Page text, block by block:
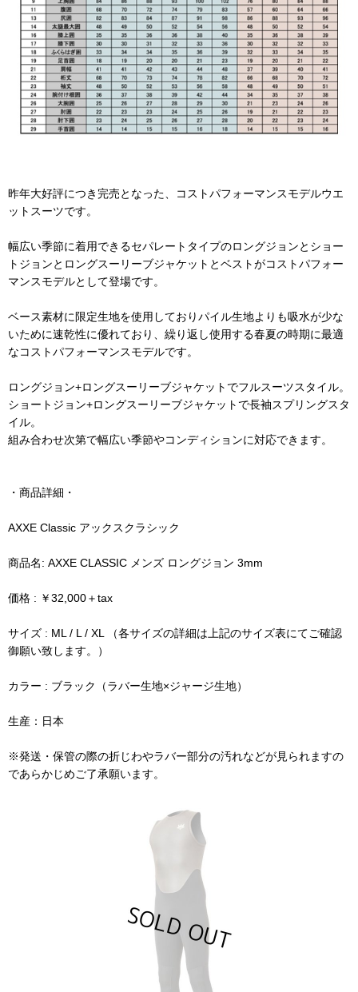
昨年大好評につき完売となった、コストパフォーマンスモデルウエ
ットスーツです。
幅広い季節に着用できるセパレートタイプのロングジョンとショー
トジョンとロングスーリーブジャケットとベストがコストパフォー
マンスモデルとして登場です。
ベース素材に限定生地を使用しておりパイル生地よりも吸水が少な
いために速乾性に優れており、繰り返し使用する春夏の時期に最適
なコストパフォーマンスモデルです。
ロングジョン+ロングスーリーブジャケットでフルスーツスタイル。
ショートジョン+ロングスーリーブジャケットで長袖スプリングスタ
イル。
組み合わせ次第で幅広い季節やコンディションに対応できます。
・商品詳細・
AXXE Classic アックスクラシック
商品名: AXXE CLASSIC メンズ ロングジョン 3mm
価格 : ￥32,000＋tax
サイズ : ML / L / XL （各サイズの詳細は上記のサイズ表にてご確認
御願い致します。）
カラー : ブラック（ラバー生地×ジャージ生地）
生産：日本
※発送・保管の際の折じわやラバー部分の汚れなどが見られますの
であらかじめご了承願います。